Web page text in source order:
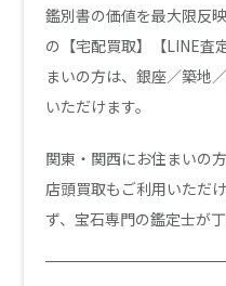
鑑別書の価値を最大限反
の【宅配買取】【LINE査
まいの方は、銀座／築地
いただけます。
関東・関西にお住まいの
店頭買取もご利用いただ
ず、宝石専門の鑑定士が